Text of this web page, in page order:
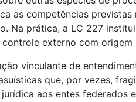
as competências
Na prática, a LC 227
externo com origem
vinculante de
que, por vezes,
aos entes federados